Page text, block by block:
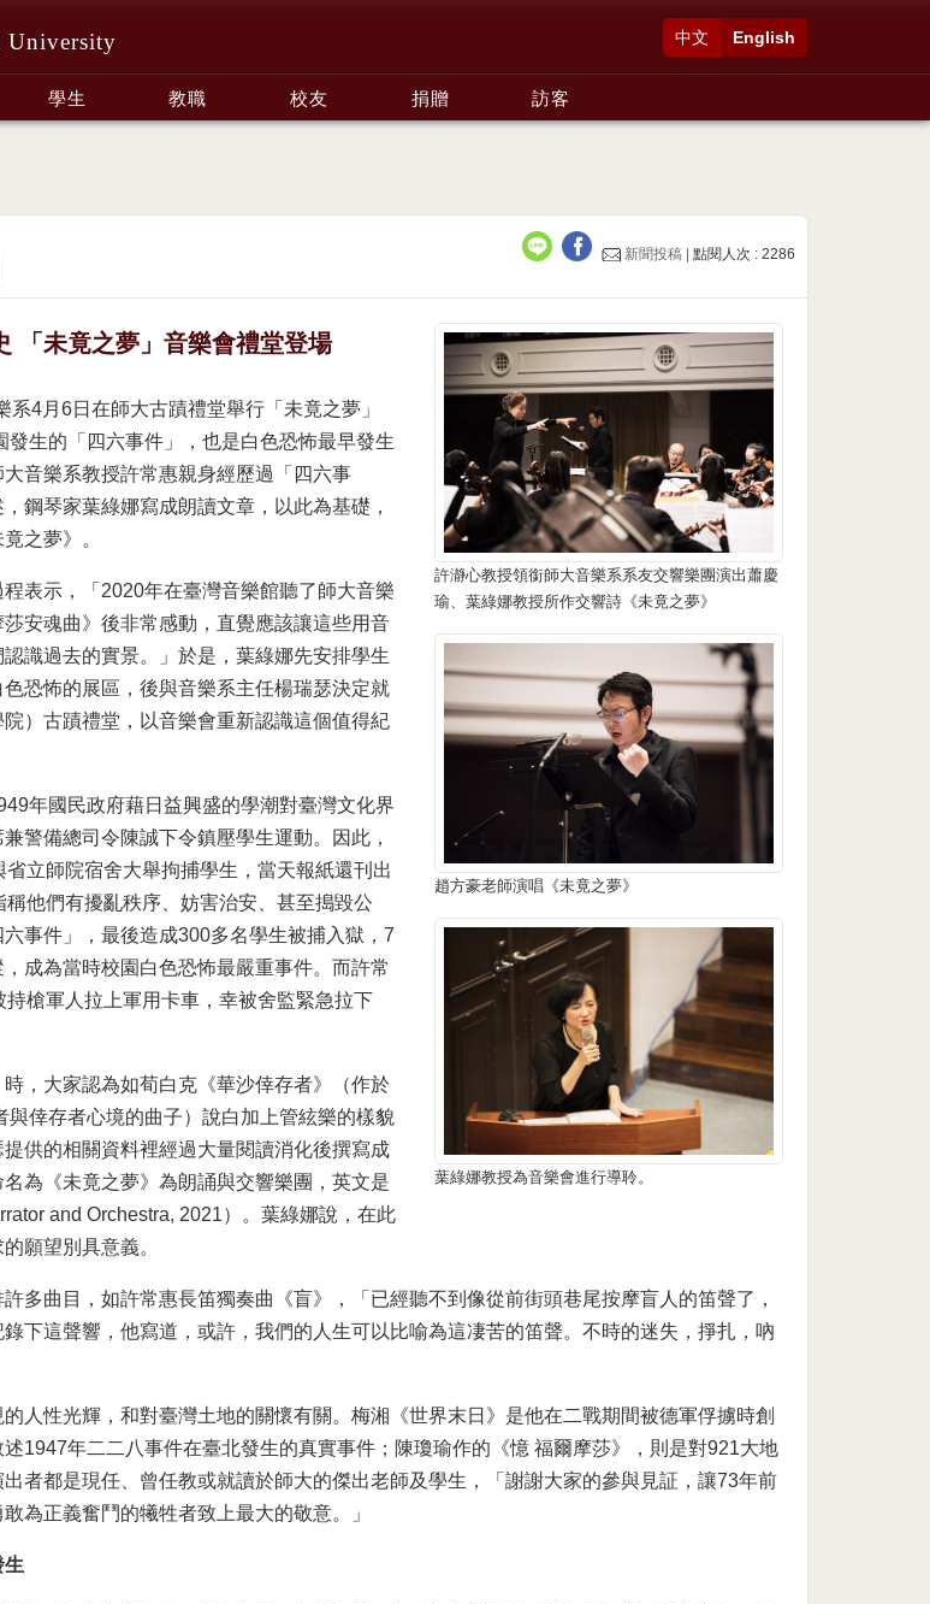
University English
中文
學生 教職 校友 捐贈 訪客
新聞投稿 |點閱人次 : 2286
許瀞心教授領銜師大音樂系系友交響樂團演出蕭慶
瑜、葉綠娜教授所作交響詩《未竟之夢》
趙方豪老師演唱《未竟之夢》
葉綠娜教授為音樂會進行導聆。
「未竟之夢」音樂會禮堂登場
系4月6日在師大古蹟禮堂舉行「未竟之夢」
生的「四六事件」，也是白色恐怖最早發生
音樂系教授許常惠親身經歷過「四六事
鋼琴家葉綠娜寫成朗讀文章，以此為基礎，
之夢》。
表示，「2020年在臺灣音樂館聽了師大音樂
安魂曲》後非常感動，直覺應該讓這些用音
識過去的實景。」於是，葉綠娜先安排學生
恐怖的展區，後與音樂系主任楊瑞瑟決定就
）古蹟禮堂，以音樂會重新認識這個值得紀
年國民政府藉日益興盛的學潮對臺灣文化界
警備總司令陳誠下令鎮壓學生運動。因此，
立師院宿舍大舉拘捕學生，當天報紙還刊出
他們有擾亂秩序、妨害治安、甚至搗毀公
事件」，最後造成300多名學生被捕入獄，7
成為當時校園白色恐怖最嚴重事件。而許常
槍軍人拉上軍用卡車，幸被舍監緊急拉下
，大家認為如荀白克《華沙倖存者》（作於
倖存者心境的曲子）說白加上管絃樂的樣貌
供的相關資料裡經過大量閱讀消化後撰寫成
為《未竟之夢》為朗誦與交響樂團，英文是
and Orchestra, 2021）。葉綠娜說，在此
願望別具意義。
多曲目，如許常惠長笛獨奏曲《盲》，「已經聽不到像從前街頭巷尾按摩盲人的笛聲了，
下這聲響，他寫道，或許，我們的人生可以比喻為這凄苦的笛聲。不時的迷失，掙扎，吶
人性光輝，和對臺灣土地的關懷有關。梅湘《世界末日》是他在二戰期間被德軍俘擄時創
1947年二二八事件在臺北發生的真實事件；陳瓊瑜作的《憶 福爾摩莎》，則是對921大地
者都是現任、曾任教或就讀於師大的傑出老師及學生，「謝謝大家的參與見証，讓73年前
為正義奮鬥的犧牲者致上最大的敬意。」
生